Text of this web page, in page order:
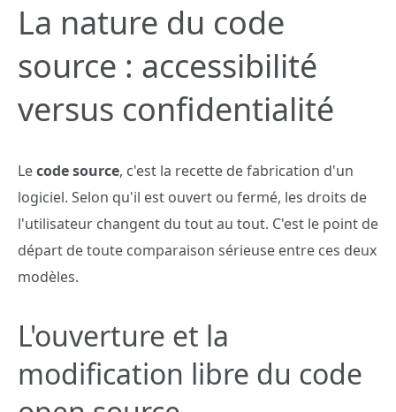
La nature du code
source : accessibilité
versus confidentialité
Lecode source, c'est la recette de fabrication d'un
logiciel. Selon qu'il est ouvert ou fermé, les droits de
l'utilisateur changent du tout au tout. C'est le point de
départ de toute comparaison sérieuse entre ces deux
modèles.
L'ouverture et la
modification libre du code